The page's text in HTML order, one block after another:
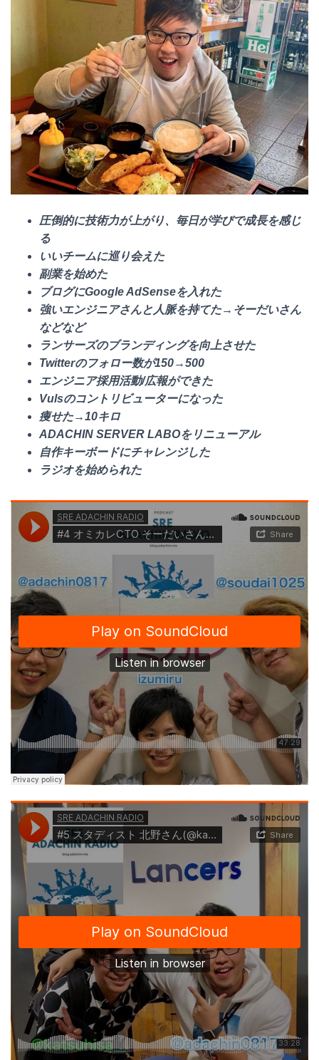
圧倒的に技術力が上がり、 毎日が学びで成長を感じ
る
いいチームに巡り会えた
副業を始めた
ブログにGoogle AdSenseを入れた
強いエンジニアさんと人脈を持てた→そーだいさん
などなど
ランサーズのブランディングを向上させた
Twitterのフォロー数が150→500
エンジニア採用活動/広報ができた
Vulsのコントリビューターになった
痩せた→10キロ
ADACHIN SERVER LABOをリニューアル
自作キーボードにチャレンジした
ラジオを始められた